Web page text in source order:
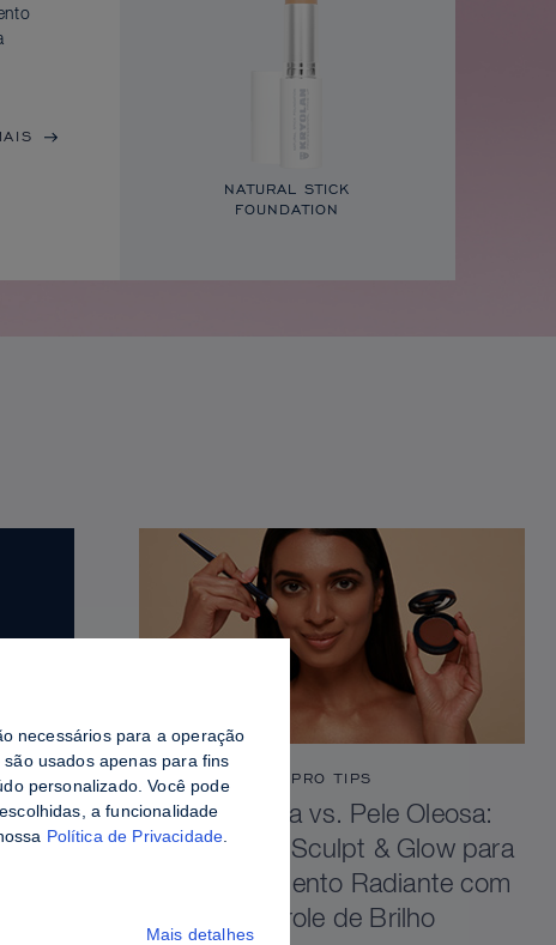
NATURAL STICK
FOUNDATION
PRO TIPS
Pele Viçosa vs. Pele Oleosa:
Como Selar Sculpt & Glow para
um Acabamento Radiante com
Controle de Brilho
necessários para a operação
usados ​​apenas para fins
personalizado. Você pode
a funcionalidade
Política de Privacidade
Mais detalhes